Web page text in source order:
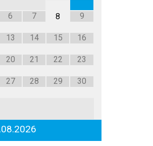
6 7 8 9
13 14 15 16
20 21 22 23
27 28 29 30